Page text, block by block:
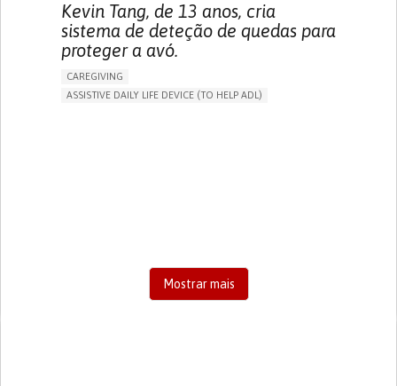
Kevin Tang, de 13 anos, cria
sistema de deteção de quedas para
proteger a avó.
CAREGIVING
ASSISTIVE DAILY LIFE DEVICE (TO HELP ADL)
Mostrar mais